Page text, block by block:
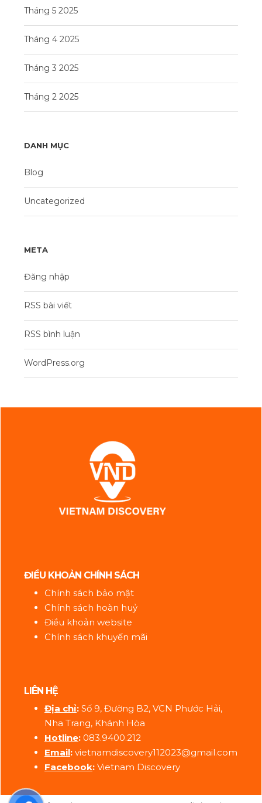
Tháng 5 2025
Tháng 4 2025
Tháng 3 2025
Tháng 2 2025
DANH MỤC
Blog
Uncategorized
META
Đăng nhập
RSS bài viết
RSS bình luận
WordPress.org
ĐIỀU KHOẢN CHÍNH SÁCH
Chính sách bảo mật
Chính sách hoàn huỷ
Điều khoản website
Chính sách khuyến mãi
LIÊN HỆ
Địa chỉ: Số 9, Đường B2, VCN Phước Hải,
Nha Trang, Khánh Hòa
Hotline: 083.9400.212
Email: vietnamdiscovery112023@gmail.com
Facebook: Vietnam Discovery